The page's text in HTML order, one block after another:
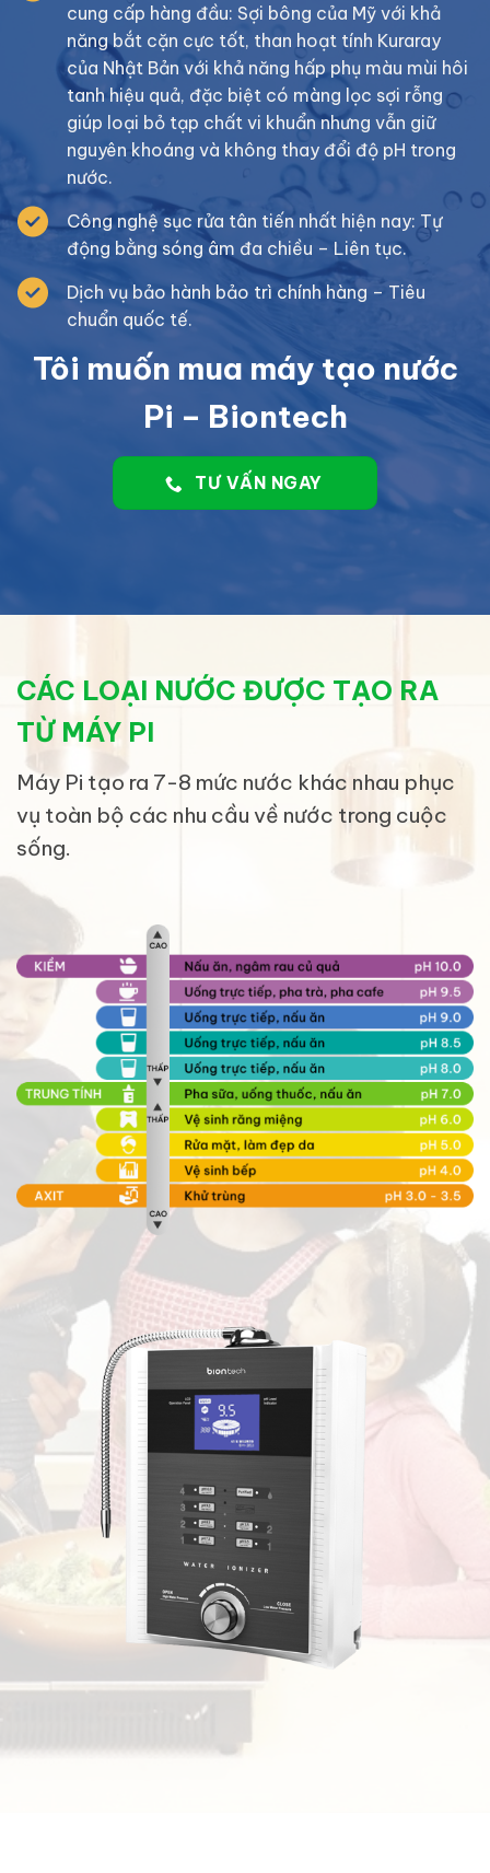
cung cấp hàng đầu: Sợi bông của Mỹ với khả
năng bắt cặn cực tốt, than hoạt tính Kuraray
của Nhật Bản với khả năng hấp phụ màu mùi hôi
tanh hiệu quả, đặc biệt có màng lọc sợi rỗng
giúp loại bỏ tạp chất vi khuẩn nhưng vẫn giữ
nguyên khoáng và không thay đổi độ pH trong
nước.
Công nghệ sục rửa tân tiến nhất hiện nay: Tự
động bằng sóng âm đa chiều – Liên tục.
Dịch vụ bảo hành bảo trì chính hàng – Tiêu
chuẩn quốc tế.
Tôi muốn mua máy tạo nước
Pi – Biontech
TƯ VẤN NGAY
CÁC LOẠI NƯỚC ĐƯỢC TẠO RA
TỪ MÁY PI
Máy Pi tạo ra 7-8 mức nước khác nhau phục
vụ toàn bộ các nhu cầu về nước trong cuộc
sống.